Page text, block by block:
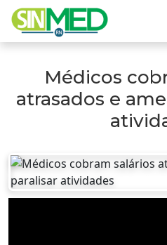
Médicos
atrasados e